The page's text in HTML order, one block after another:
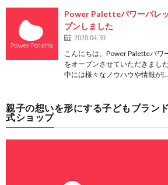
Power Paletteパワーパレ
プンしました
2020.04.30
こんにちは。Power Paletteパワ
をオープンさせていただきま
中には様々なノウハウや情報が
親子の想いを形にする子どもブラン
式ショップ